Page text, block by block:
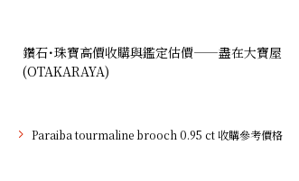
鑽石･珠寶高價收購與鑑定估價——盡在大寶屋
(OTAKARAYA)
Paraiba tourmaline brooch 0.95 ct 收購參考價格